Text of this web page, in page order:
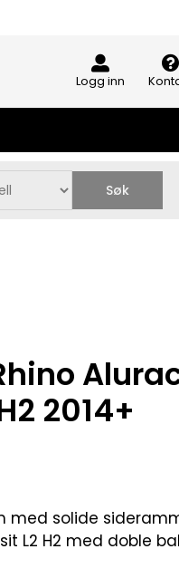
Logg inn
Søk
2014+
med solide
L2 H2 med doble